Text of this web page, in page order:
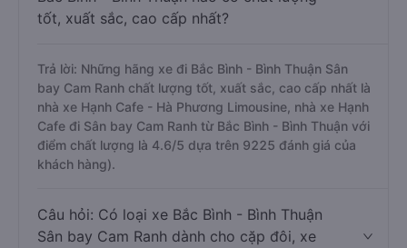
tốt, xuất sắc, cao cấp nhất?
Trả lời: Những hãng xe đi Bắc Bình - Bình Thuận Sân
bay Cam Ranh chất lượng tốt, xuất sắc, cao cấp nhất là
nhà xe Hạnh Cafe - Hà Phương Limousine, nhà xe Hạnh
Cafe đi Sân bay Cam Ranh từ Bắc Bình - Bình Thuận với
điểm chất lượng là 4.6/5 dựa trên 9225 đánh giá của
khách hàng).
Câu hỏi: Có loại xe Bắc Bình - Bình Thuận
Sân bay Cam Ranh dành cho cặp đôi, xe